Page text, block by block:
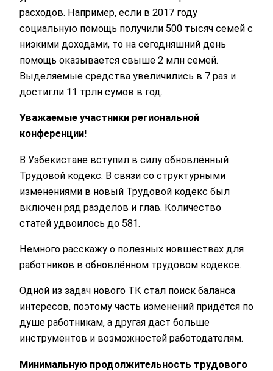
расходов. Например, если в 2017 году
социальную помощь получили 500 тысяч семей с
низкими доходами, то на сегодняшний день
помощь оказывается свыше 2 млн семей.
Выделяемые средства увеличились в 7 раз и
достигли 11 трлн сумов в год.
Уважаемые участники региональной
конференции!
В Узбекистане вступил в силу обновлённый
Трудовой кодекс. В связи со структурными
изменениями в новый Трудовой кодекс был
включен ряд разделов и глав. Количество
статей удвоилось до 581.
Немного расскажу о полезных новшествах для
работников в обновлённом трудовом кодексе.
Одной из задач нового ТК стал поиск баланса
интересов, поэтому часть изменений придётся по
душе работникам, а другая даст больше
инструментов и возможностей работодателям.
Минимальную продолжительность трудового